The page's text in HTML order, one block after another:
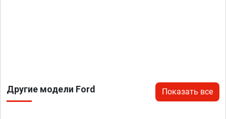
Другие модели Ford Показать все